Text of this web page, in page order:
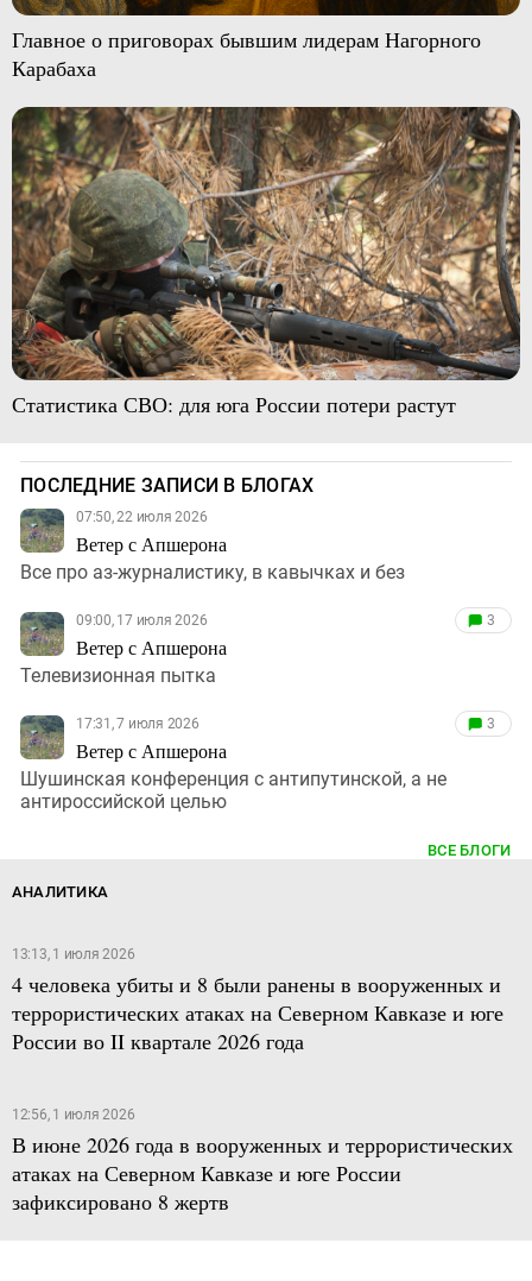
Главное о приговорах бывшим лидерам Нагорного
Карабаха
Статистика СВО: для юга России потери растут
ПОСЛЕДНИЕ ЗАПИСИ В БЛОГАХ
07:50, 22 июля 2026
Ветер с Апшерона
Все про аз-журналистику, в кавычках и без
09:00, 17 июля 2026
Ветер с Апшерона
3
Телевизионная пытка
17:31, 7 июля 2026
Ветер с Апшерона
3
Шушинская конференция с антипутинской, а не
антироссийской целью
ВСЕ БЛОГИ
АНАЛИТИКА
13:13, 1 июля 2026
4 человека убиты и 8 были ранены в вооруженных и
террористических атаках на Северном Кавказе и юге
России во II квартале 2026 года
12:56, 1 июля 2026
В июне 2026 года в вооруженных и террористических
атаках на Северном Кавказе и юге России
зафиксировано 8 жертв